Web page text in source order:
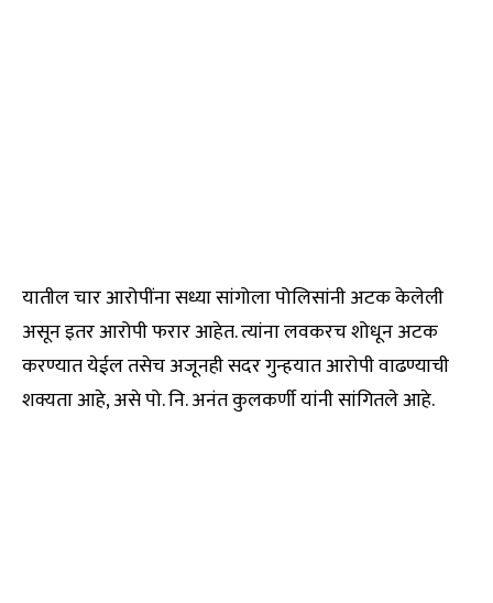
यातील चार आरोपींना सध्या सांगोला पोलिसांनी अटक केलेली
असून इतर आरोपी फरार आहेत. त्यांना लवकरच शोधून अटक
करण्यात येईल तसेच अजूनही सदर गुन्हयात आरोपी वाढण्याची
शक्यता आहे, असे पो. नि. अनंत कुलकर्णी यांनी सांगितले आहे.